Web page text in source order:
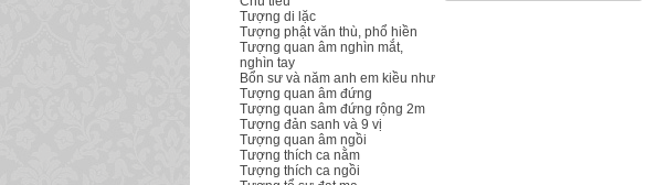
Tượng di lặc
Tượng phật văn thù, phổ hiền
Tượng quan âm nghìn mắt,
nghìn tay
Bổn sư và năm anh em kiều như
Tượng quan âm đứng
Tượng quan âm đứng rộng 2m
Tượng đản sanh và 9 vị
Tượng quan âm ngồi
Tượng thích ca nằm
Tượng thích ca ngồi